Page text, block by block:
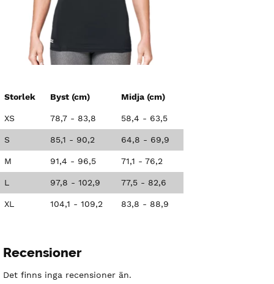
Storlek Byst (cm) Midja (cm)
XS 78,7 - 83,8 58,4 - 63,5
S 85,1 - 90,2 64,8 - 69,9
M 91,4 - 96,5 71,1 - 76,2
L 97,8 - 102,9 77,5 - 82,6
XL 104,1 - 109,2 83,8 - 88,9
Recensioner
Det finns inga recensioner än.